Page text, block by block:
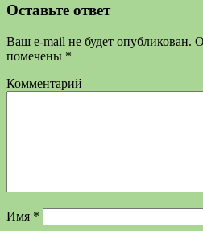
Оставьте ответ
Ваш e-mail не будет опубликован.
помечены *
Комментарий
Имя *